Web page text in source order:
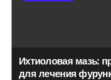
Ихтиоловая мазь:
для лечения